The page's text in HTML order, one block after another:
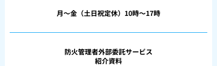
月〜金（土日祝定休）10時〜17時
防火管理者外部委託サービス
紹介資料